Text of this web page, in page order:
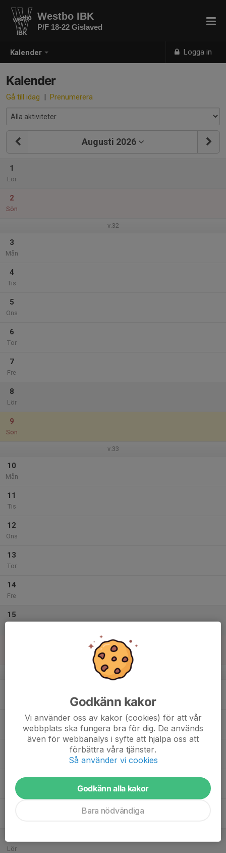
Kalender Logga in
Westbo IBK
P/F 18-22 Gislaved
Kalender
Gå till idag | Prenumerera
Augusti 2026
1
Lör
2
Sön
v.32
3
Mån
4
Tis
5
Ons
6
Tor
7
Fre
8
Lör
9
Sön
v.33
10
Mån
11
Tis
12
Ons
13
Tor
14
Fre
15
v.34
Tor
Lör
Godkänn kakor
Vi använder oss av kakor (cookies) för att vår
webbplats ska fungera bra för dig. De används
även för webbanalys i syfte att hjälpa oss att
förbättra våra tjänster.
Så använder vi cookies
Godkänn alla kakor
Bara nödvändiga